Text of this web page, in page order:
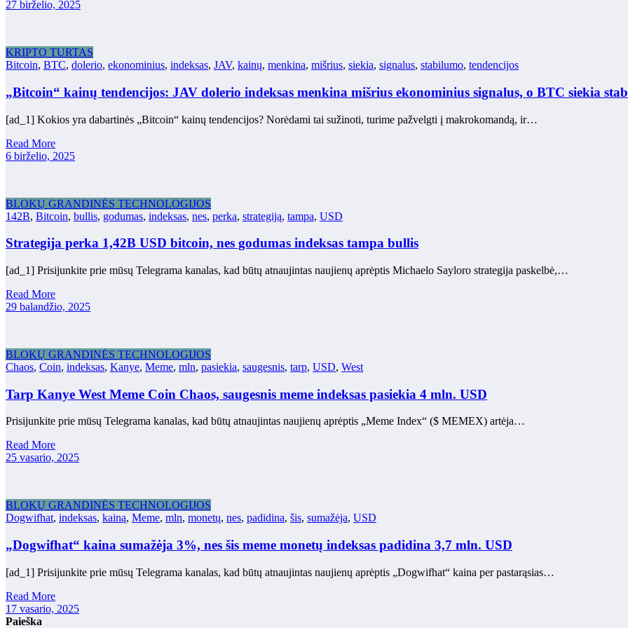
27 birželio, 2025
KRIPTO TURTAS
Bitcoin, BTC, dolerio, ekonominius, indeksas, JAV, kainų, menkina, mišrius, siekia, signalus, stabilumo, tendencijos
„Bitcoin“ kainų tendencijos: JAV dolerio indeksas menkina mišrius ekonominius signalus, o BTC siekia
[ad_1] Kokios yra dabartinės „Bitcoin“ kainų tendencijos? Norėdami tai sužinoti, turime pažvelgti į makrokomandą, ir…
Read More
6 birželio, 2025
BLOKŲ GRANDINĖS TECHNOLOGIJOS
142B, Bitcoin, bullis, godumas, indeksas, nes, perka, strategiją, tampa, USD
Strategija perka 1,42B USD bitcoin, nes godumas indeksas tampa bullis
[ad_1] Prisijunkite prie mūsų Telegrama kanalas, kad būtų atnaujintas naujienų aprėptis Michaelo Sayloro strategija paskelbė,…
Read More
29 balandžio, 2025
BLOKŲ GRANDINĖS TECHNOLOGIJOS
Chaos, Coin, indeksas, Kanye, Meme, mln, pasiekia, saugesnis, tarp, USD, West
Tarp Kanye West Meme Coin Chaos, saugesnis meme indeksas pasiekia 4 mln. USD
Prisijunkite prie mūsų Telegrama kanalas, kad būtų atnaujintas naujienų aprėptis „Meme Index“ ($ MEMEX) artėja…
Read More
25 vasario, 2025
BLOKŲ GRANDINĖS TECHNOLOGIJOS
Dogwifhat, indeksas, kainą, Meme, mln, monetų, nes, padidina, šis, sumažėja, USD
„Dogwifhat“ kaina sumažėja 3%, nes šis meme monetų indeksas padidina 3,7 mln. USD
[ad_1] Prisijunkite prie mūsų Telegrama kanalas, kad būtų atnaujintas naujienų aprėptis „Dogwifhat“ kaina per pastarąsias…
Read More
17 vasario, 2025
Paieška